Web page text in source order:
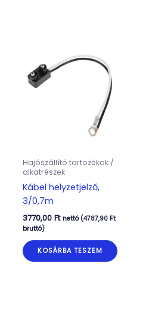
Hajószállító tartozékok /
alkatrészek
Kábel helyzetjelző,
3/0,7m
3770,00 Ft nettó (4787,90 Ft
bruttó)
KOSÁRBA TESZEM